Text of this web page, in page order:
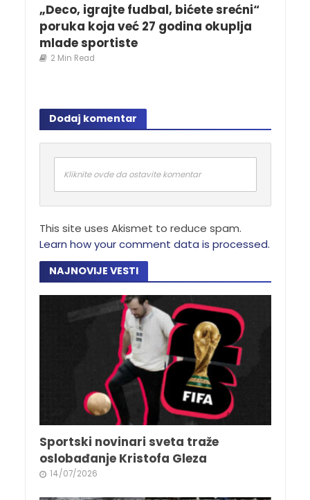
„Deco, igrajte fudbal, bićete srećni“
poruka koja već 27 godina okuplja
mlade sportiste
2 Min Read
Dodaj komentar
Kliknite ovde da ostavite komentar
This site uses Akismet to reduce spam.
Learn how your comment data is processed.
NAJNOVIJE VESTI
Sportski novinari sveta traže
oslobađanje Kristofa Gleza
14/07/2026